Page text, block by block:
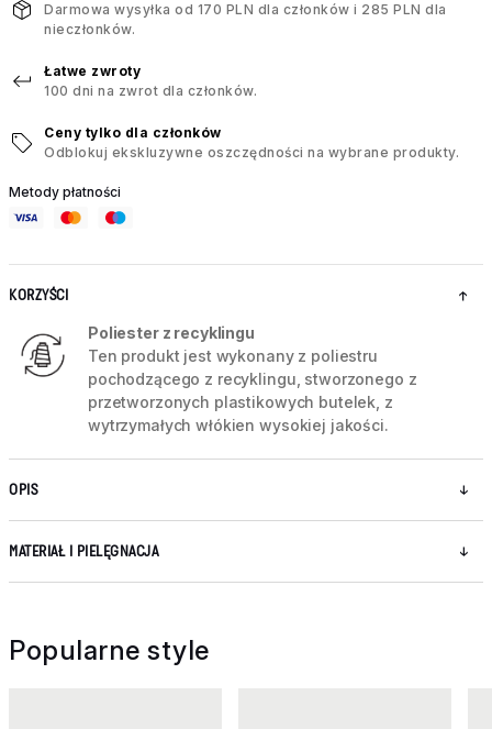
Darmowa wysyłka od 170 PLN dla członków i 285 PLN dla
nieczłonków.
Łatwe zwroty
100 dni na zwrot dla członków.
Ceny tylko dla członków
Odblokuj ekskluzywne oszczędności na wybrane produkty.
Metody płatności
KORZYŚCI
Poliester z recyklingu
Ten produkt jest wykonany z poliestru
pochodzącego z recyklingu, stworzonego z
przetworzonych plastikowych butelek, z
wytrzymałych włókien wysokiej jakości.
OPIS
MATERIAŁ I PIELĘGNACJA
Popularne style